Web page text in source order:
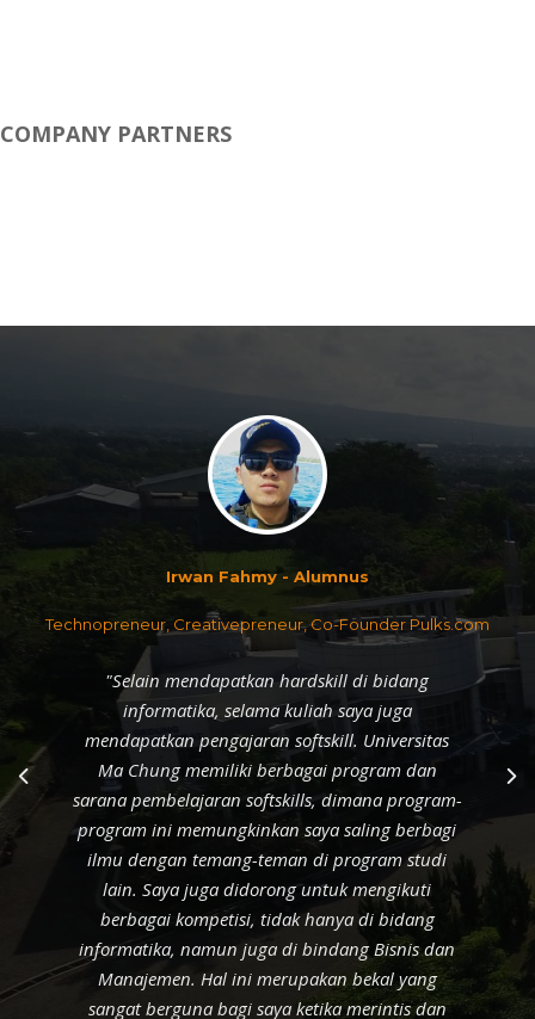
COMPANY PARTNERS
Effendy Harsono
Manajer HRD Wings Surya
"Kehadiran Universitas Ma Chung memberikan
kontribusi besar sebagai penyedia lulusan
berkualitas. Mahasiswa yang dihasilkan mampu
bersaing di dunia kerja. Pembentukan karakter
yang dilakukan oleh Universitas Ma Chung
sebagai institusi pendidikan mewakili karakter
yang dibutuhkan seseorang dalam menghadapi
dunia kerja."
sarana pembelajaran softskills, dimana program-
program ini memungkinkan saya saling berbagi
ilmu dengan temang-teman di program studi
lain. Saya juga didorong untuk mengikuti
berbagai kompetisi, tidak hanya di bidang
informatika, namun juga di bindang Bisnis dan
Manajemen. Hal ini merupakan bekal yang
sangat berguna bagi saya ketika merintis dan
mengembangkan usaha."